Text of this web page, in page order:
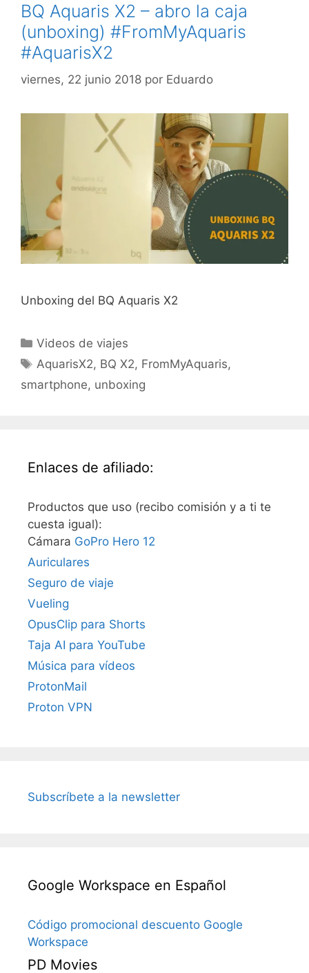
BQ Aquaris X2 – abro la caja
(unboxing) #FromMyAquaris
#AquarisX2
viernes, 22 junio 2018 por Eduardo
Unboxing del BQ Aquaris X2
Categorías
Videos de viajes
Etiquetas
AquarisX2, BQ X2, FromMyAquaris,
smartphone, unboxing
Enlaces de afiliado:
Productos que uso (recibo comisión y a ti te
cuesta igual):
Cámara GoPro Hero 12
Auriculares
Seguro de viaje
Vueling
OpusClip para Shorts
Taja AI para YouTube
Música para vídeos
ProtonMail
Proton VPN
Subscríbete a la newsletter
Google Workspace en Español
Código promocional descuento Google
Workspace
PD Movies